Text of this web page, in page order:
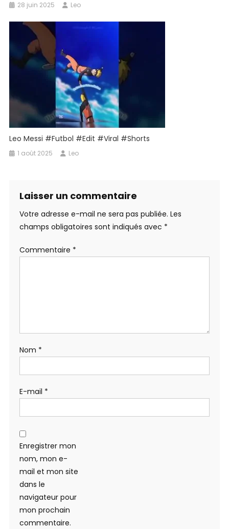
28 juin 2025 Leo
Leo Messi #futbol #edit #viral #shorts
1 août 2025 Leo
Laisser un commentaire
Votre adresse e-mail ne sera pas publiée. Les
champs obligatoires sont indiqués avec *
Commentaire *
Nom *
E-mail *
Enregistrer mon
nom, mon e-
mail et mon site
dans le
navigateur pour
mon prochain
commentaire.